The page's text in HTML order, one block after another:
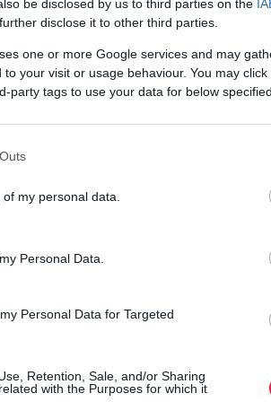
be disclosed by us to third parties on the
disclose it to other third parties.
one or more Google services and may
your visit or usage behaviour. You may
party tags to use your data for below
my personal data.
Personal Data.
Personal Data for Targeted
Retention, Sale, and/or Sharing
with the Purposes for which it
mint 10 kilogramm vágott dohányt,